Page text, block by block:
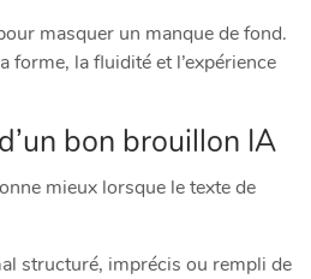
masquer un manque de fond.
forme, la fluidité et l’expérience
bon brouillon IA
mieux lorsque le texte de
structuré, imprécis ou rempli de